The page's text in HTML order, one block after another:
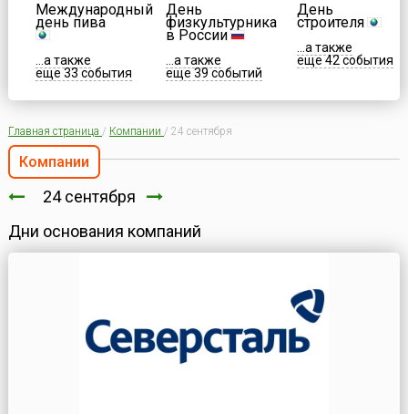
Международный
день пива
...а также
еще 33 события
День
физкультурника
в России
...а также
еще 39 событий
День
строителя
...а также
еще 42 события
Главная страница / Компании / 24 сентября
Компании
24 сентября
Дни основания компаний